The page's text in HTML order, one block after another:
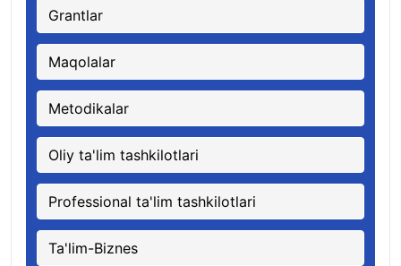
Grantlar
Maqolalar
Metodikalar
Oliy ta'lim tashkilotlari
Professional ta'lim tashkilotlari
Ta'lim-Biznes